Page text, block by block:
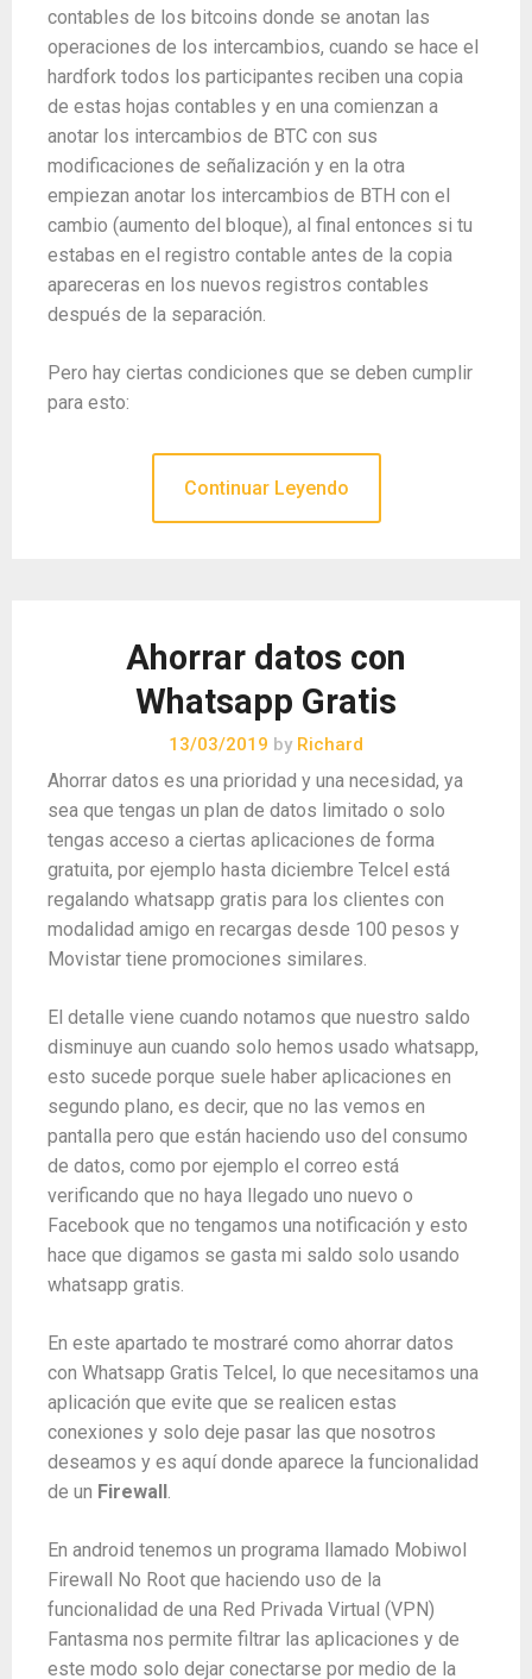
contables de los bitcoins donde se anotan las
operaciones de los intercambios, cuando se hace el
hardfork todos los participantes reciben una copia
de estas hojas contables y en una comienzan a
anotar los intercambios de BTC con sus
modificaciones de señalización y en la otra
empiezan anotar los intercambios de BTH con el
cambio (aumento del bloque), al final entonces si tu
estabas en el registro contable antes de la copia
apareceras en los nuevos registros contables
después de la separación.
Pero hay ciertas condiciones que se deben cumplir
para esto:
Continuar Leyendo
Ahorrar datos con
Whatsapp Gratis
13/03/2019 by Richard
Ahorrar datos es una prioridad y una necesidad, ya
sea que tengas un plan de datos limitado o solo
tengas acceso a ciertas aplicaciones de forma
gratuita, por ejemplo hasta diciembre Telcel está
regalando whatsapp gratis para los clientes con
modalidad amigo en recargas desde 100 pesos y
Movistar tiene promociones similares.
El detalle viene cuando notamos que nuestro saldo
disminuye aun cuando solo hemos usado whatsapp,
esto sucede porque suele haber aplicaciones en
segundo plano, es decir, que no las vemos en
pantalla pero que están haciendo uso del consumo
de datos, como por ejemplo el correo está
verificando que no haya llegado uno nuevo o
Facebook que no tengamos una notificación y esto
hace que digamos se gasta mi saldo solo usando
whatsapp gratis.
En este apartado te mostraré como ahorrar datos
con Whatsapp Gratis Telcel, lo que necesitamos una
aplicación que evite que se realicen estas
conexiones y solo deje pasar las que nosotros
deseamos y es aquí donde aparece la funcionalidad
de un Firewall.
En android tenemos un programa llamado Mobiwol
Firewall No Root que haciendo uso de la
funcionalidad de una Red Privada Virtual (VPN)
Fantasma nos permite filtrar las aplicaciones y de
este modo solo dejar conectarse por medio de la